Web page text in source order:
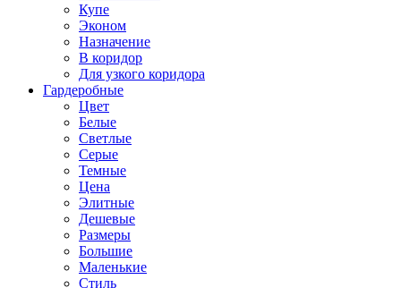
Купе
Эконом
Назначение
В коридор
Для узкого коридора
Гардеробные
Цвет
Белые
Светлые
Серые
Темные
Цена
Элитные
Дешевые
Размеры
Большие
Маленькие
Стиль